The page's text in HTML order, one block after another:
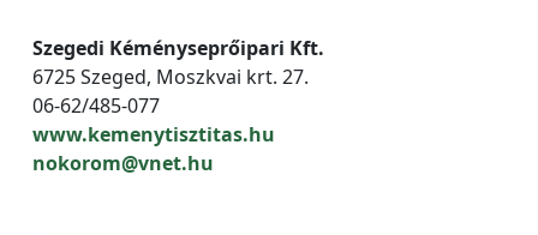
Szegedi Kéményseprőipari Kft.
6725 Szeged, Moszkvai krt. 27.
06-62/485-077
www.kemenytisztitas.hu
nokorom@vnet.hu